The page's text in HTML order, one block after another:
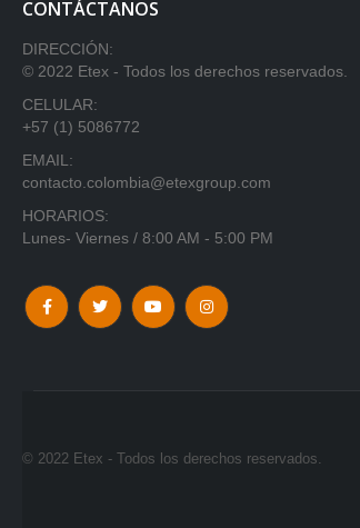
CONTÁCTANOS
DIRECCIÓN:
© 2022 Etex - Todos los derechos reservados.
CELULAR:
+57 (1) 5086772
EMAIL:
contacto.colombia@etexgroup.com
HORARIOS:
Lunes- Viernes / 8:00 AM - 5:00 PM
© 2022 Etex - Todos los derechos reservados.